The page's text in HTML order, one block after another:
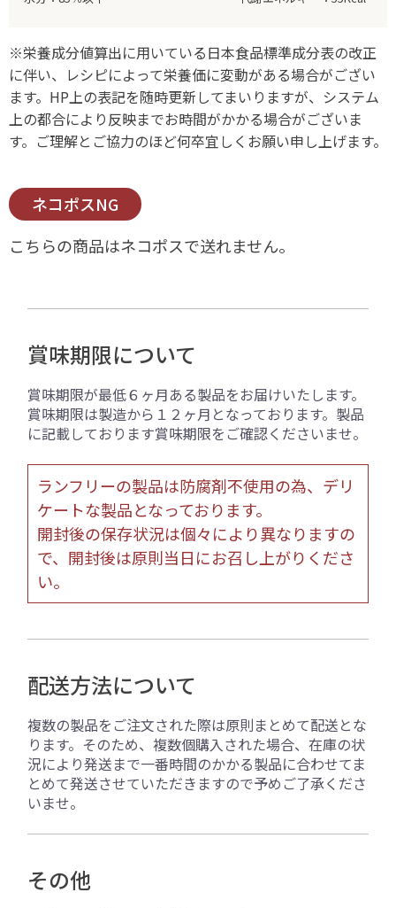
※栄養成分値算出に用いている日本食品標準成分表の改正
に伴い、レシピによって栄養価に変動がある場合がござい
ます。HP上の表記を随時更新してまいりますが、システム
上の都合により反映までお時間がかかる場合がございま
す。ご理解とご協力のほど何卒宜しくお願い申し上げます。
ネコポスNG
こちらの商品はネコポスで送れません。
賞味期限について
賞味期限が最低６ヶ月ある製品をお届けいたします。
賞味期限は製造から１２ヶ月となっております。製品
に記載しております賞味期限をご確認くださいませ。
ランフリーの製品は防腐剤不使用の為、デリ
ケートな製品となっております。
開封後の保存状況は個々により異なりますの
で、開封後は原則当日にお召し上がりくださ
い。
配送方法について
複数の製品をご注文された際は原則まとめて配送とな
ります。そのため、複数個購入された場合、在庫の状
況により発送まで一番時間のかかる製品に合わせてま
とめて発送させていただきますので予めご了承くださ
いませ。
その他